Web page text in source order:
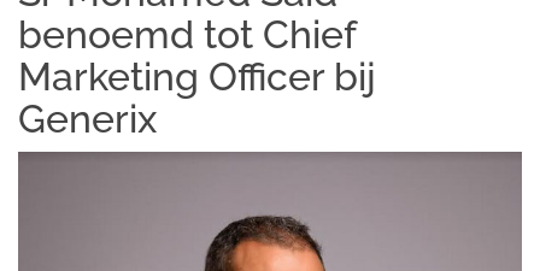
benoemd tot Chief
Marketing Officer bij
Generix